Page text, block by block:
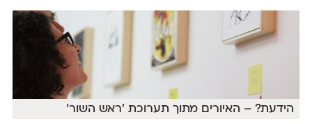
הידעת? – האיורים מתוך תערוכת ׳ראש השור׳